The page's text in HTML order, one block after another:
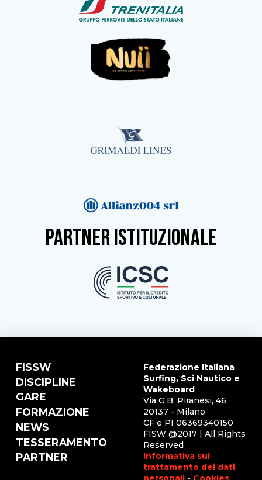
partner istituzionale
FISSW
DISCIPLINE
GARE
FORMAZIONE
NEWS
TESSERAMENTO
PARTNER
Federazione Italiana
Surfing, Sci Nautico e
Wakeboard
Via G.B. Piranesi, 46
20137 - Milano
CF e PI 06369340150
FISW @2017 | All Rights
Reserved
Informativa sul
trattamento dei dati